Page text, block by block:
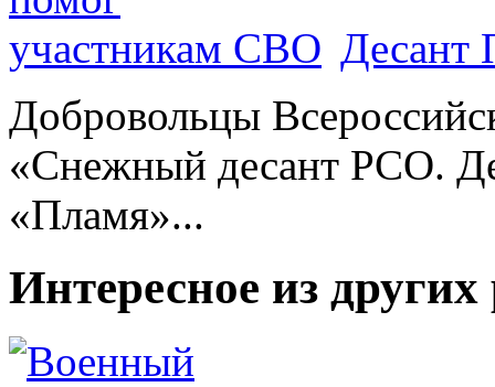
Десант
Добровольцы
«Снежный десант РСО.
«Пламя»...
Интересное из